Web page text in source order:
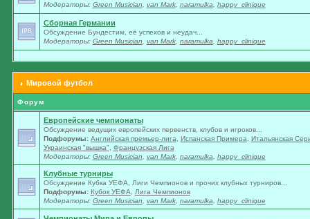
Модераторы: Green Musician van Mark, naramulka happy_clinique
Сборная Германии
Обсуждение Бундестим, её успехов и неудач...
Модераторы: Green Musician van Mark, naramulka happy_clinique
Мировой футбол
Форум
Европейские чемпионаты
Обсуждение ведущих европейских первенств, клубов и игроков...
Подфорумы: Английская премьер-лига Испанская Примера
Итальянская
Украинская "вышка"
Французская Лига
Модераторы: Green Musician van Mark, naramulka happy_clinique
Клубные турниры
Обсуждение Кубка УЕФА, Лиги Чемпионов и прочих клубных турниров...
Подфорумы: Кубок УЕФА
Лига Чемпионов
Модераторы: Green Musician van Mark, naramulka happy_clinique